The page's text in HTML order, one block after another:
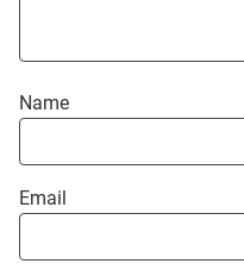
Name
Email